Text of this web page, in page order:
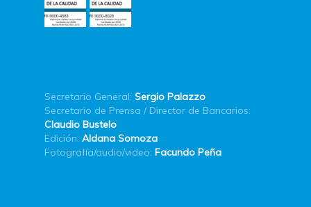
Secretario General: Sergio Palazzo
Secretario de Prensa / Director de Bancarios:
Claudio Bustelo
Edición: Aldana Somoza
Fotografía/audio/video: Facundo Peña